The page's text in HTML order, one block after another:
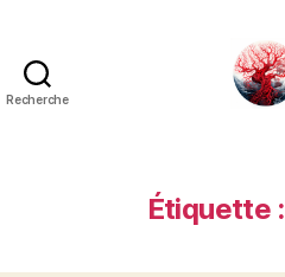
Recherche
Étiquette :